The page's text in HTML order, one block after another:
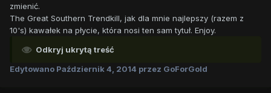
zmienić.
The Great Southern Trendkill, jak dla mnie najlepszy (razem z
10's) kawałek na płycie, która nosi ten sam tytuł. Enjoy.
Odkryj ukrytą treść
Edytowano Październik 4, 2014 przez GoForGold